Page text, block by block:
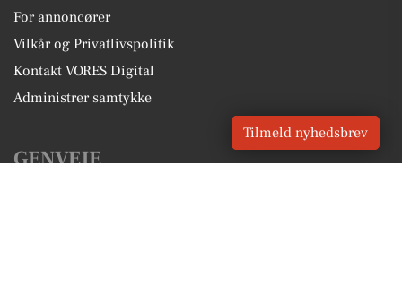
For annoncører
Vilkår og Privatlivspolitik
Kontakt VORES Digital
Administrer samtykke
GENVEJE
Tilmeld nyhedsbrev